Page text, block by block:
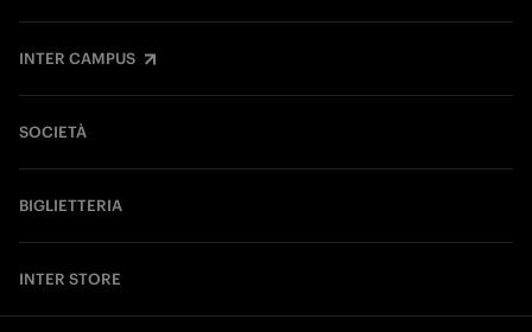
INTER CAMPUS
SOCIETÀ
BIGLIETTERIA
INTER STORE